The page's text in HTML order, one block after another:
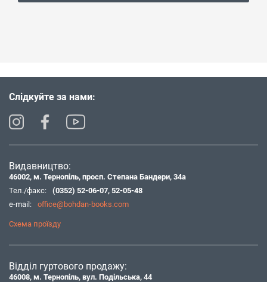
Слідкуйте за нами:
Видавництво:
46002, м. Тернопіль, просп. Степана Бандери, 34а
Тел./факс:
(0352) 52-06-07, 52-05-48
e-mail:
office@bohdan-books.com
Схема проїзду
Відділ гуртового продажу:
46008, м. Тернопіль, вул. Подільська, 44